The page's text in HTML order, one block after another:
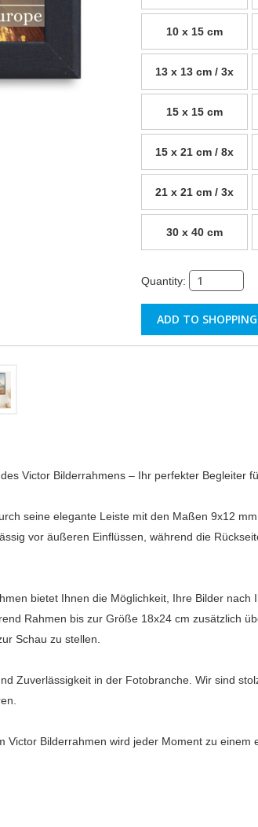
10 x 15 cm
13 x 13 cm / 3x
15 x 15 cm
15 x 21 cm / 8x
21 x 21 cm / 3x
30 x 40 cm
Quantity:
Victor Bilderrahmens – Ihr perfekter Begleiter
seine elegante Leiste mit den Maßen 9x12
vor äußeren Einflüssen, während die
bietet Ihnen die Möglichkeit, Ihre Bilder
Rahmen bis zur Größe 18x24 cm zusätzlich
Schau zu stellen.
Zuverlässigkeit in der Fotobranche. Wir sind
Bilderrahmen wird jeder Moment zu einem